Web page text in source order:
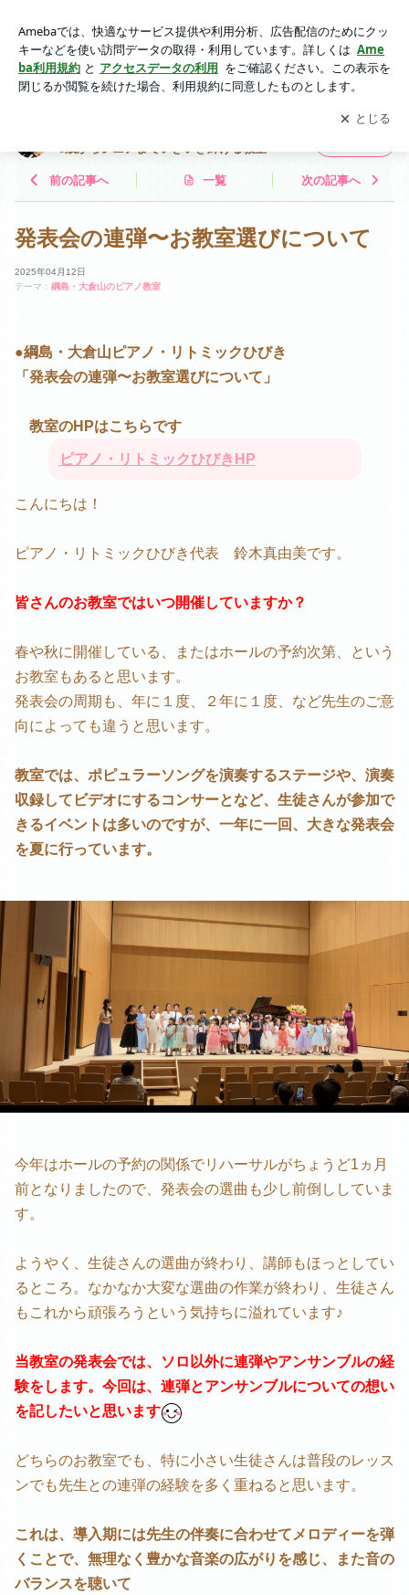
トミックひびき 〜0歳からシニアまでいきいき輝ける教
室〜
アプリをダウンロードして ブログの更新通知
を受け取りまし
ょう。
開く
0歳からシニアまでいきいき輝ける教室〜
前の記事へ 一覧 次の記事へ
発表会の連弾〜お教室選びについて
2025年04月12日
テーマ： 綱島・大倉山のピアノ教室
●綱島・大倉山ピアノ・リトミックひびき
「発表会の連弾〜お教室選びについて」
教室のHPはこちらです
ピアノ・リトミックひびきHP
こんにちは！
ピアノ・リトミックひびき代表 鈴木真由美です。
皆さんのお教室ではいつ開催していますか？
春や秋に開催している、またはホールの予約次第、という
お教室もあると思います。
発表会の周期も、年に１度、２年に１度、など先生のご意
向によっても違うと思います。
教室では、ポピュラーソングを演奏するステージや、演奏
収録してビデオにするコンサーとなど、生徒さんが参加で
きるイベントは多いのですが、一年に一回、大きな発表会
を夏に行っています。
今年はホールの予約の関係でリハーサルがちょうど1ヵ月
前となりましたので、発表会の選曲も少し前倒ししていま
す。
ようやく、生徒さんの選曲が終わり、講師もほっとしてい
るところ。なかなか大変な選曲の作業が終わり、生徒さん
もこれから頑張ろうという気持ちに溢れています♪
当教室の発表会では、ソロ以外に連弾やアンサンブルの経
験をします。今回は、連弾とアンサンブルについての想い
を記したいと思います
どちらのお教室でも、特に小さい生徒さんは普段のレッス
ンでも先生との連弾の経験を多く重ねると思います。
これは、導入期には先生の伴奏に合わせてメロディーを弾
くことで、無理なく豊かな音楽の広がりを感じ、また音の
バランスを聴いて